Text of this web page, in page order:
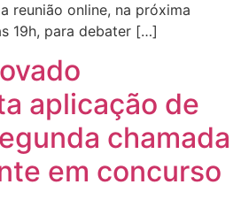
reunião online, na próxima
19h, para debater […]
aplicação de
chamada
em concurso